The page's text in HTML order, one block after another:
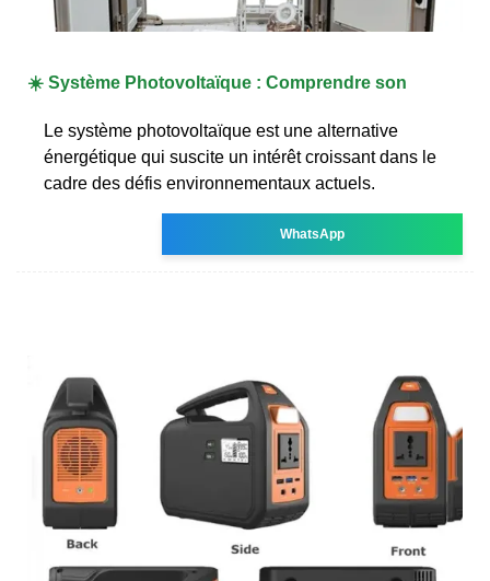
☀️ Système Photovoltaïque : Comprendre son
Le système photovoltaïque est une alternative
énergétique qui suscite un intérêt croissant dans le
cadre des défis environnementaux actuels.
WhatsApp